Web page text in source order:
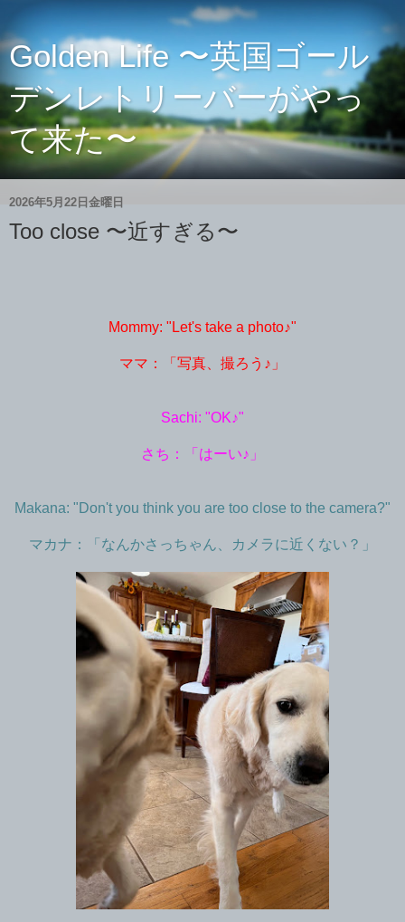
Golden Life 〜英国ゴール
デンレトリーバーがやっ
て来た〜
2026年5月22日金曜日
Too close 〜近すぎる〜
Mommy: "Let's take a photo♪"
ママ：「写真、撮ろう♪」
Sachi: "OK♪"
さち：「はーい♪」
Makana: "Don't you think you are too close to the camera?"
マカナ：「なんかさっちゃん、カメラに近くない？」